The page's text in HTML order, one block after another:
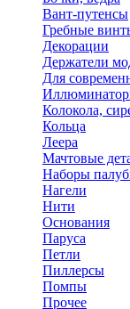
Вант-путенсы
Гребные
Декорации
Держатели
Для
Колокола,
Кольца
Леера
Мачтовые
Наборы
Нагели
Нити
Основания
Паруса
Петли
Пиллерсы
Помпы
Прочее